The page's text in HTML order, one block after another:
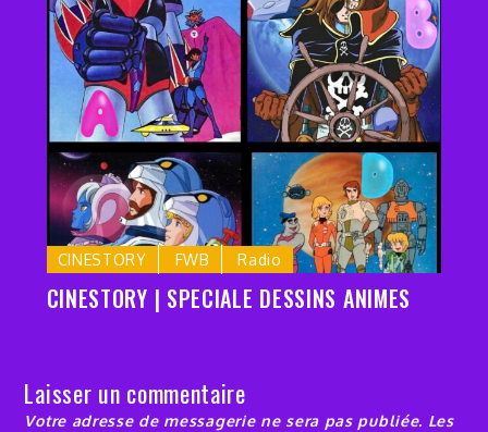
CINESTORY FWB Radio
CINESTORY | SPECIALE DESSINS ANIMES
Laisser un commentaire
Votre adresse de messagerie ne sera pas publiée. Les